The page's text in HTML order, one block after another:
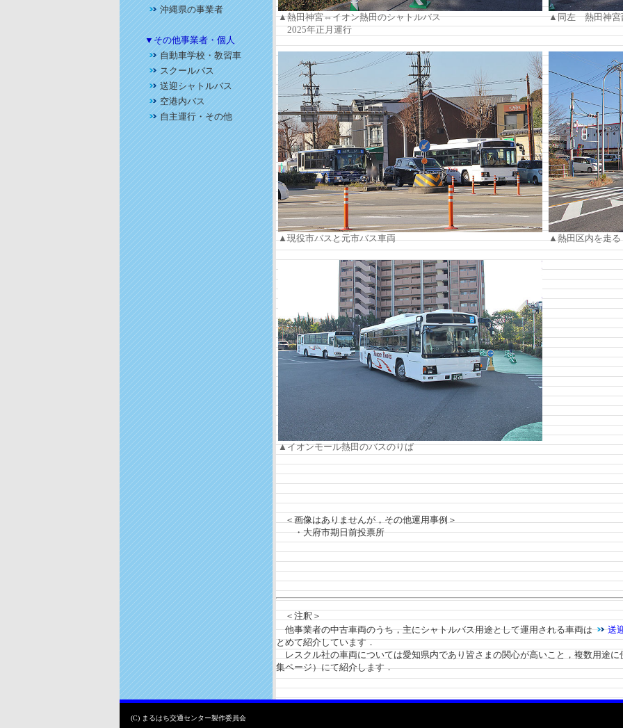
沖縄県の事業者
▼その他事業者・個人
自動車学校・教習車
スクールバス
送迎シャトルバス
空港内バス
自主運行・その他
▲熱田神宮⇔イオン熱田のシャトルバス
2025年正月運行
▲同左 熱田神宮
▲現役市バスと元市バス車両 ▲熱田区内を走る
▲イオンモール熱田のバスのりば
＜画像はありませんが，その他運用事例＞
・大府市期日前投票所
＜注釈＞
他事業者の中古車両のうち，主にシャトルバス用途として運用される車両は
送
とめて紹介しています．
レスクル社の車両については愛知県内であり皆さまの関心が高いこと，複数用途
集ページ）にて紹介します．
(C) まるはち交通センター製作委員会